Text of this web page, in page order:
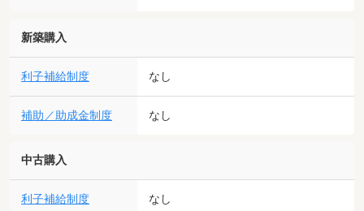
新築購入
利子補給制度 なし
補助／助成金制度 なし
中古購入
利子補給制度 なし